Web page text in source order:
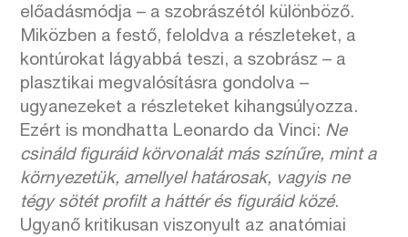
előadásmódja – a szobrászétól különböző.
Miközben a festő, feloldva a részleteket, a
kontúrokat lágyabbá teszi, a szobrász – a
plasztikai megvalósításra gondolva –
ugyanezeket a részleteket kihangsúlyozza.
Ezért is mondhatta Leonardo da Vinci: Ne
csináld figuráid körvonalát más színűre, mint a
környezetük, amellyel határosak, vagyis ne
tégy sötét profilt a háttér és figuráid közé.
Ugyanő kritikusan viszonyult az anatómiai